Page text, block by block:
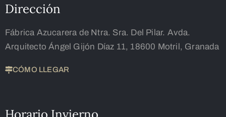
Dirección
Fábrica Azucarera de Ntra. Sra. Del Pilar. Avda.
Arquitecto Ángel Gijón Díaz 11, 18600 Motril, Granada
CÓMO LLEGAR